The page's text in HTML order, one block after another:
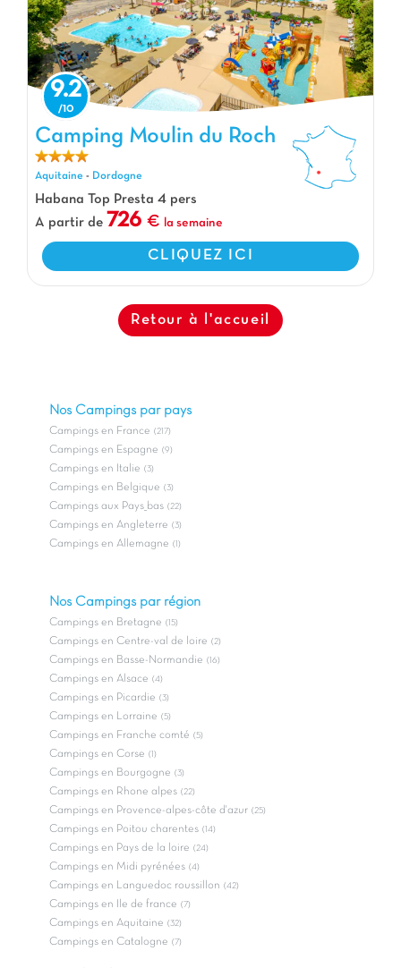
Camping Moulin du Roch, Camping Aquitaine
9.2
Camping Moulin du Roch
Aquitaine - Dordogne
Habana Top Presta 4 pers
A partir de 726 la semaine
CLIQUEZ ICI
Retour à l'accueil
Nos Campings par pays
Campings en France (217)
Campings en Espagne (9)
Campings en Italie (3)
Campings en Belgique (3)
Campings aux Pays_bas (22)
Campings en Angleterre (3)
Campings en Allemagne (1)
Nos Campings par région
Campings en Bretagne (15)
Campings en Centre-val de loire (2)
Campings en Basse-Normandie (16)
Campings en Alsace (4)
Campings en Picardie (3)
Campings en Lorraine (5)
Campings en Franche comté (5)
Campings en Corse (1)
Campings en Bourgogne (3)
Campings en Rhone alpes (22)
Campings en Provence-alpes-côte d'azur (25)
Campings en Poitou charentes (14)
Campings en Pays de la loire (24)
Campings en Midi pyrénées (4)
Campings en Languedoc roussillon (42)
Campings en Ile de france (7)
Campings en Aquitaine (32)
Campings en Catalogne (7)